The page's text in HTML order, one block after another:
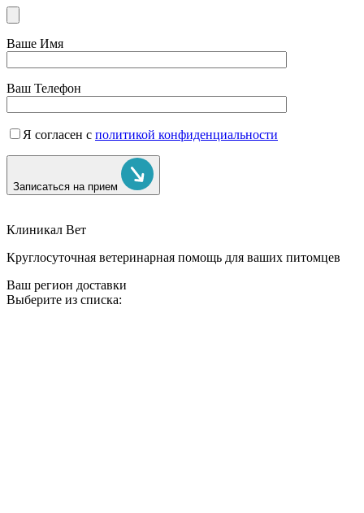
Ваше Имя
Ваш Телефон
Я согласен с политикой конфиденциальности
Записаться на прием
Клиникал Вет
Круглосуточная ветеринарная помощь для ваших питомцев
Ваш регион доставки
Выберите из списка: